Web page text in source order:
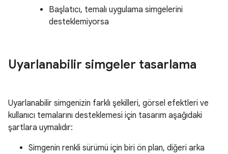
Başlatıcı, temalı uygulama simgelerini
desteklemiyorsa
Uyarlanabilir simgeler tasarlama
Uyarlanabilir simgenizin farklı şekilleri, görsel efektleri ve
kullanıcı temalarını desteklemesi için tasarım aşağıdaki
şartlara uymalıdır:
Simgenin renkli sürümü için biri ön plan, diğeri arka